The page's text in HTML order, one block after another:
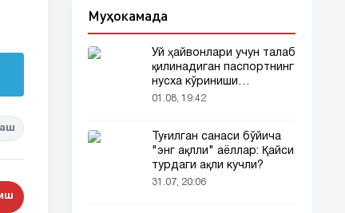
Муҳокамада
Уй ҳайвонлари учун талаб
қилинадиган паспортнинг
нусха кўриниши
тармоқларда тарқалди
01.08, 19:42
Туғилган санаси бўйича
"энг ақлли" аёллар: Қайси
турдаги ақли кучли?
31.07, 20:06